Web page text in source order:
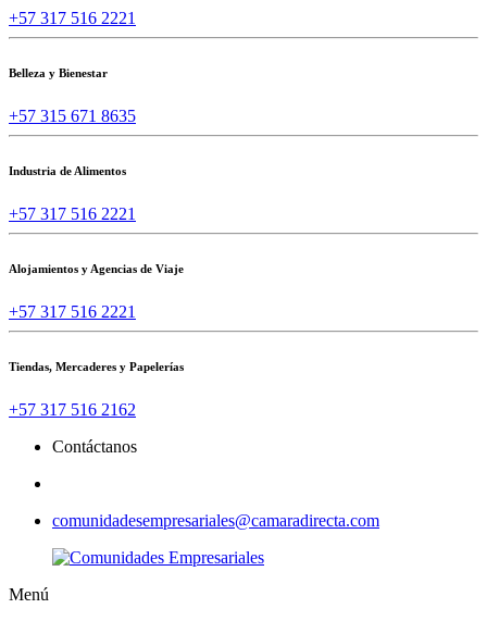
+57 317 516 2221
Belleza y Bienestar
+57 315 671 8635
Industria de Alimentos
+57 317 516 2221
Alojamientos y Agencias de Viaje
+57 317 516 2221
Tiendas, Mercaderes y Papelerías
+57 317 516 2162
Contáctanos
comunidadesempresariales@camaradirecta.com
Menú